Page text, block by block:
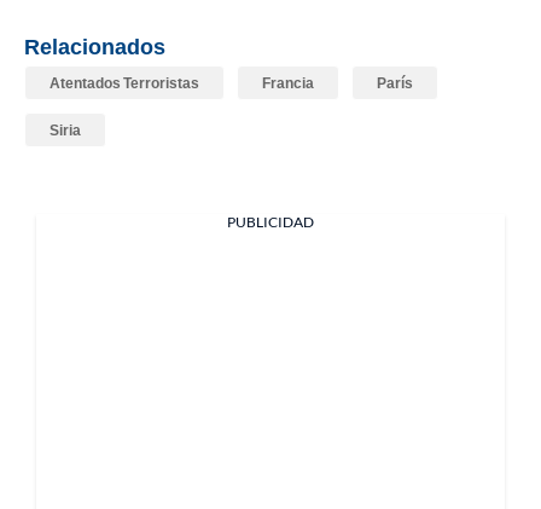
Relacionados
Atentados Terroristas Francia París
Siria
PUBLICIDAD